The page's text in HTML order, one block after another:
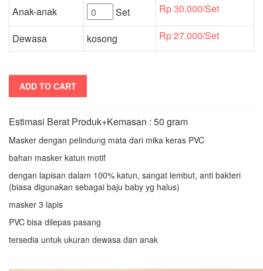
Anak-anak
Set Rp 30.000/Set
Dewasa kosong Rp 27.000/Set
ADD TO CART
Estimasi Berat Produk+Kemasan : 50 gram
Masker dengan pelindung mata dari mika keras PVC
bahan masker katun motif
dengan lapisan dalam 100% katun, sangat lembut, anti bakteri
(biasa digunakan sebagai baju baby yg halus)
masker 3 lapis
PVC bisa dilepas pasang
tersedia untuk ukuran dewasa dan anak